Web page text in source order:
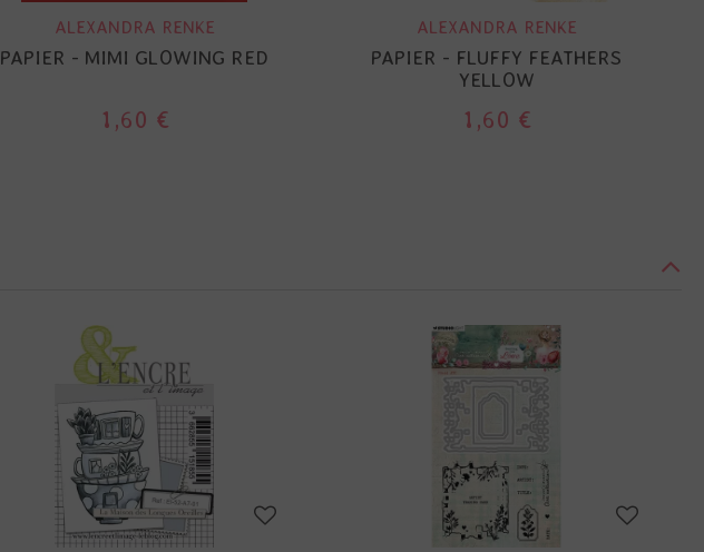
ALEXANDRA RENKE
PAPIER - MIMI GLOWING RED
1,60 €
ALEXANDRA RENKE
PAPIER - FLUFFY FEATHERS
YELLOW
1,60 €